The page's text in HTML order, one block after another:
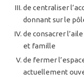
de centraliser
donnant sur le
de consacrer
et famille
de fermer
actuellement